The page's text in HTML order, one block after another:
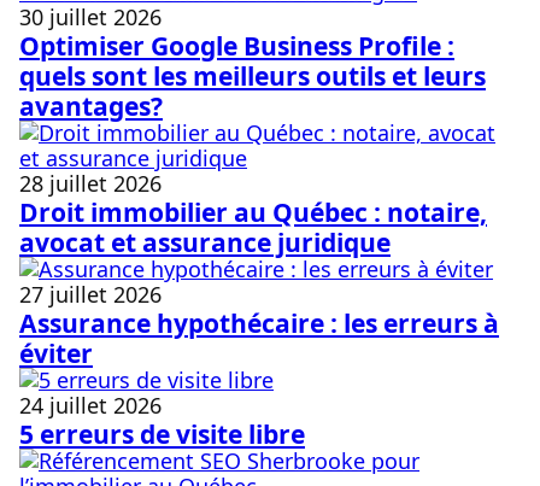
30 juillet 2026
Optimiser Google Business Profile :
quels sont les meilleurs outils et leurs
avantages?
28 juillet 2026
Droit immobilier au Québec : notaire,
avocat et assurance juridique
27 juillet 2026
Assurance hypothécaire : les erreurs à
éviter
24 juillet 2026
5 erreurs de visite libre